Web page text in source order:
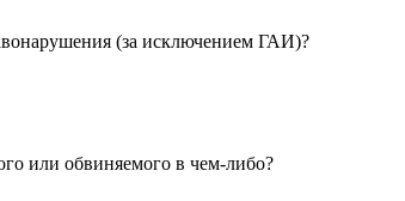
(за исключением ГАИ)?
или обвиняемого в чем-либо?